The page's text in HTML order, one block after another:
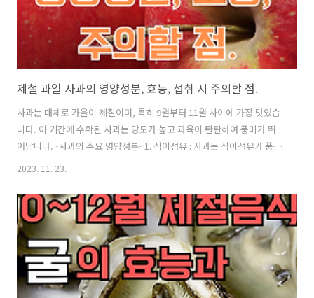
제철 과일 사과의 영양성분, 효능, 섭취 시 주의할 점.
사과는 대체로 가을이 제철이며, 특히 9월부터 11월 사이에 가장 맛있습
니다. 이 기간에 수확된 사과는 당도가 높고 과육이 탄탄하여 풍미가 뛰
어납니다. -사과의 주요 영양성분- 1. 식이섬유 : 사과는 식이섬유가 풍부
하며, 특히 피토케미컬인 펙틴이 많습니다. 이는 소화를 돕고 변비를 예
하며, 이는 면역력 강화와 피부 건강에 도움을 줍니다. 3. 미네랄 : 사과에
는 칼륨, 마그네슘, 칼슘 등의 미네랄이 함유되어 있어, 심장 건강과 뼈
건강에 도움을 줍니다. 4. 폴리페놀 : 사과는 폴리페놀이 풍부한데, 이는
항산화 작용을 하여 세포의 손상을 막고, 만성 질환의 위험을 줄여줍니
다. -사과의 효능- 1. 소화기능 개선 : 사과의 식이..
2023. 11. 23.